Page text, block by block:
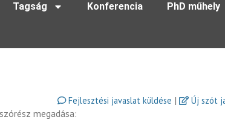
Tagság Konferencia PhD műhely
Fejlesztési javaslat küldése | Új szót
megadása: